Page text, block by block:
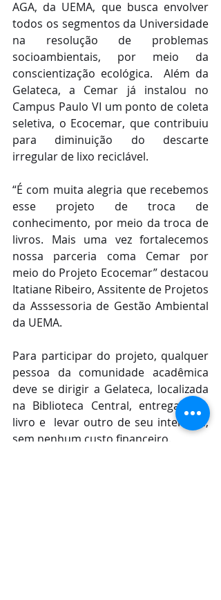
AGA, da UEMA, que busca envolver
todos os segmentos da Universidade
na resolução de problemas
socioambientais, por meio da
conscientização ecológica.  Além da
Gelateca, a Cemar já instalou no
Campus Paulo VI um ponto de coleta
seletiva, o Ecocemar, que contribuiu
para diminuição do descarte
irregular de lixo reciclável.
“É com muita alegria que recebemos
esse projeto de troca de
conhecimento, por meio da troca de
livros. Mais uma vez fortalecemos
nossa parceria coma Cemar por
meio do Projeto Ecocemar” destacou
Itatiane Ribeiro, Assitente de Projetos
da Asssessoria de Gestão Ambiental
da UEMA.
Para participar do projeto, qualquer
pessoa da comunidade acadêmica
deve se dirigir a Gelateca, localizada
na Biblioteca Central, entregar um
livro e  levar outro de seu interesse,
sem nenhum custo financeiro.